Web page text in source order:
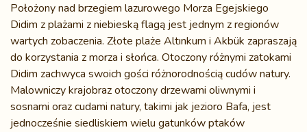
Położony nad brzegiem lazurowego Morza Egejskiego
Didim z plażami z niebieską flagą jest jednym z regionów
wartych zobaczenia. Złote plaże Altınkum i Akbük zapraszają
do korzystania z morza i słońca. Otoczony różnymi zatokami
Didim zachwyca swoich gości różnorodnością cudów natury.
Malowniczy krajobraz otoczony drzewami oliwnymi i
sosnami oraz cudami natury, takimi jak jezioro Bafa, jest
jednocześnie siedliskiem wielu gatunków ptaków